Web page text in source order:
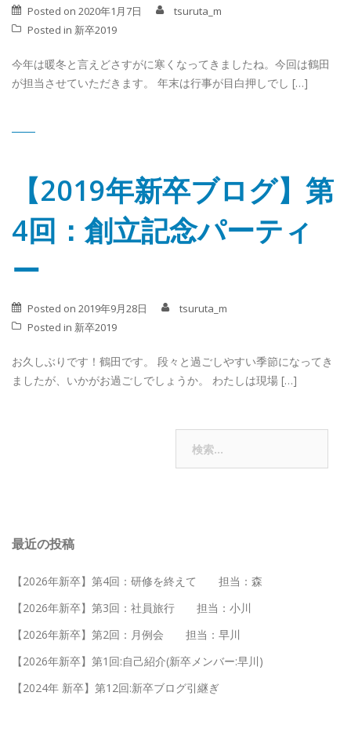
Posted on 2020年1月7日
tsuruta_m
Posted in 新卒2019
今年は暖冬と言えどさすがに寒くなってきましたね。今回は鶴田
が担当させていただきます。 年末は行事が目白押しでし […]
【2019年新卒ブログ】第
4回：創立記念パーティ
ー
Posted on 2019年9月28日
tsuruta_m
Posted in 新卒2019
お久しぶりです！鶴田です。 段々と過ごしやすい季節になってき
ましたが、いかがお過ごしでしょうか。 わたしは現場 […]
ビ
ゲ
ー
シ
ョ
ン
最近の投稿
【2026年新卒】第4回：研修を終えて 担当：森
【2026年新卒】第3回：社員旅行 担当：小川
【2026年新卒】第2回：月例会 担当：早川
【2026年新卒】第1回:自己紹介(新卒メンバー:早川)
【2024年 新卒】第12回:新卒ブログ引継ぎ